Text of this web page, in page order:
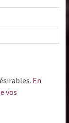
En
vos